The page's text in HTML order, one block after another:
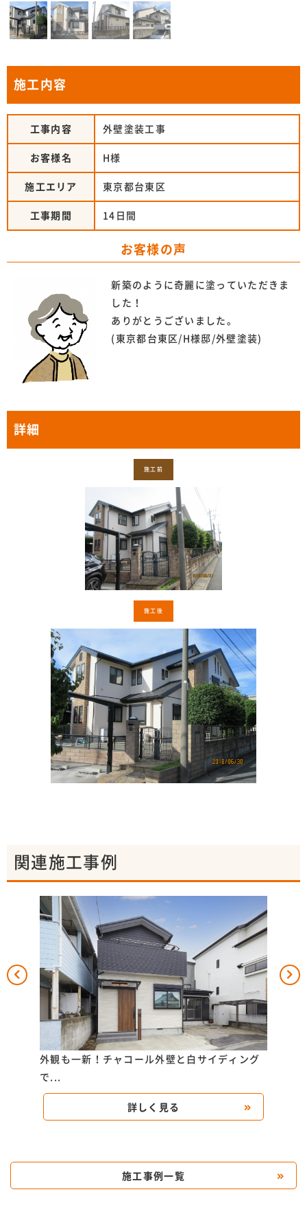
施工内容
工事内容 外壁塗装工事
お客様名 H様
施工エリア 東京都台東区
工事期間 14日間
お客様の声
新築のように奇麗に塗っていただきま
した！
ありがとうございました。
(東京都台東区/H様邸/外壁塗装)
詳細
施工前
施工後
関連施工事例
外観も一新！チャコール外壁と白サイディング
で...
詳しく見る
施工事例一覧